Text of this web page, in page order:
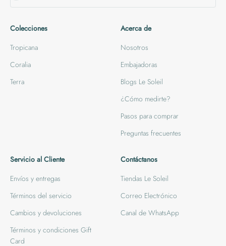
Colecciones
Tropicana
Coralia
Terra
Acerca de
Nosotros
Embajadoras
Blogs Le Soleil
¿Cómo medirte?
Pasos para comprar
Preguntas frecuentes
Servicio al Cliente
Envíos y entregas
Términos del servicio
Cambios y devoluciones
Términos y condiciones Gift
Card
Contáctanos
Tiendas Le Soleil
Correo Electrónico
Canal de WhatsApp